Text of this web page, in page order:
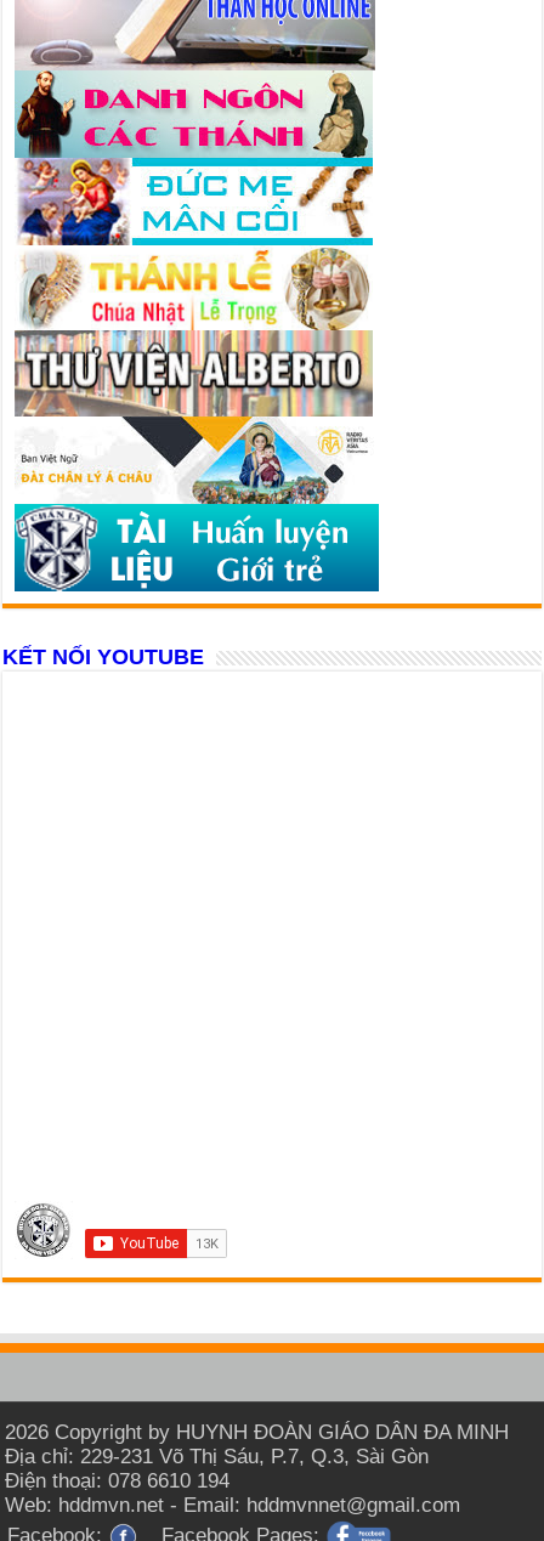
KẾT NỐI YOUTUBE
2026 Copyright by HUYNH ĐOÀN GIÁO DÂN ĐA MINH
Địa chỉ: 229-231 Võ Thị Sáu, P.7, Q.3, Sài Gòn
Điện thoại: 078 6610 194
Web: hddmvn.net - Email: hddmvnnet@gmail.com
Facebook:
Facebook Pages: